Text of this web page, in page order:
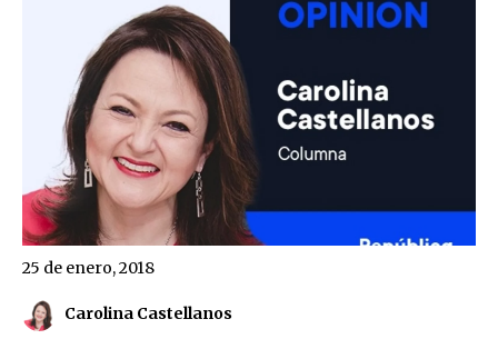
Carolina Castellanos
25 de enero, 2018